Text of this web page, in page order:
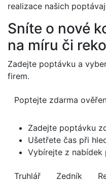
realizace našich
Sníte o nové
na míru či
Zadejte poptávku a
firem.
Poptejte zdarma
Zadejte poptávku
Ušetřete čas při
Vybírejte z nabídek
Truhlář Zedník